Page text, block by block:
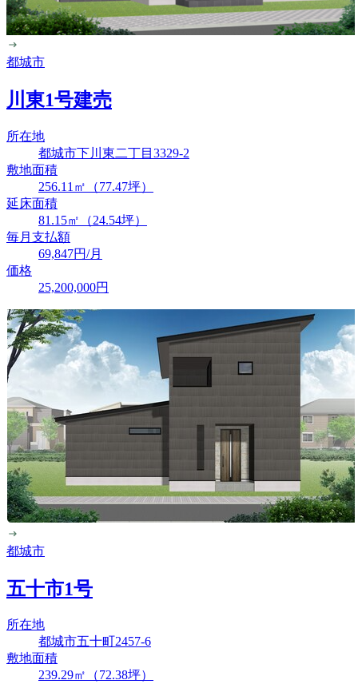
都城市
川東1号建売
所在地
都城市下川東二丁目3329-2
敷地面積
256.11㎡（77.47坪）
延床面積
81.15㎡（24.54坪）
毎月支払額
69,847円/月
価格
25,200,000円
都城市
五十市1号
所在地
都城市五十町2457-6
敷地面積
239.29㎡（72.38坪）